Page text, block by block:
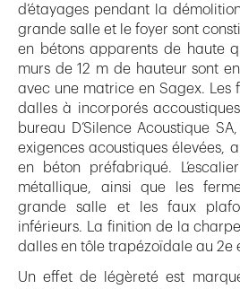
d’étayages pendant la
grande salle et le foyer sont
en bétons apparents de haute
murs de 12 m de hauteur sont
avec une matrice en Sagex. Les
dalles à incorporés
bureau D’Silence Acoustique
exigences acoustiques élevées,
en béton préfabriqué.
métallique, ainsi que les
grande salle et les faux
inférieurs. La finition de la
dalles en tôle trapézoïdale au 2e
Un effet de légèreté est